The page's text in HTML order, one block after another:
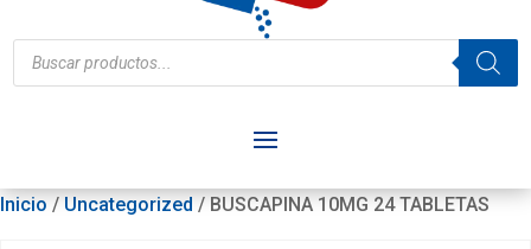
Búsqueda
de
productos
Inicio / Uncategorized / BUSCAPINA 10MG 24 TABLETAS